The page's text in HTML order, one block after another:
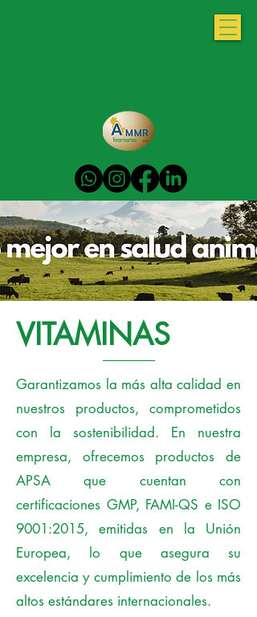
VITAMINAS
Garantizamos la más alta calidad en
nuestros productos, comprometidos
con la sostenibilidad. En nuestra
empresa, ofrecemos productos de
APSA que cuentan con
certificaciones GMP, FAMI-QS e ISO
9001:2015, emitidas en la Unión
Europea, lo que asegura su
excelencia y cumplimiento de los más
altos estándares internacionales.